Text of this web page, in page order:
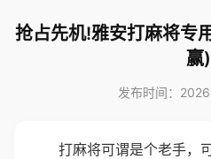
抢占先机!雅安打麻将专
赢)
发布时间：
打麻将可谓是个老手，